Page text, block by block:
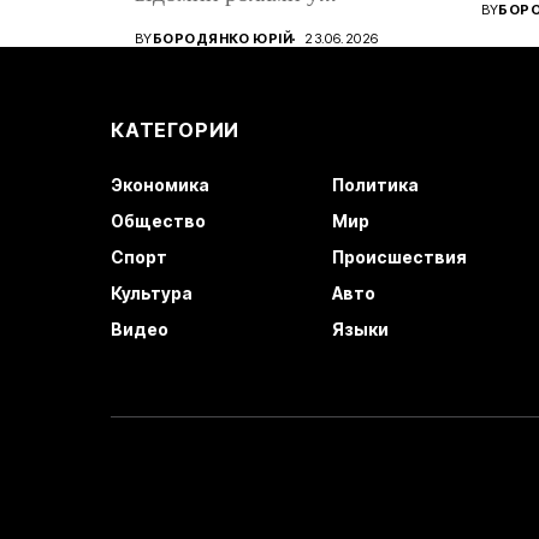
BYБОРОДЯНКО ЮРІЙ 23.06.2026
BY
КАТЕГОРИИ
Экономика
Политика
Общество
Мир
Спорт
Происшествия
Культура
Авто
Видео
Языки